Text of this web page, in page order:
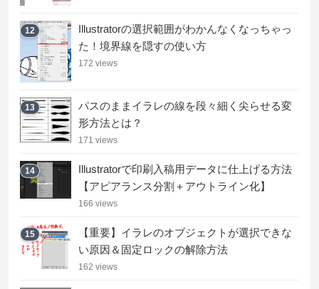
12
Illustratorの選択範囲がわかんなくなっちゃっ
た！境界線を隠すの使い方
172 views
13
パスのままイラレの線を段々細く尖らせる変
形方法とは？
171 views
14
Illustratorで印刷入稿用データに仕上げる方法
【アピアランス分割＋アウトライン化】
166 views
15
【重要】イラレのオブジェクトが選択できな
い原因＆固定ロックの解除方法
162 views